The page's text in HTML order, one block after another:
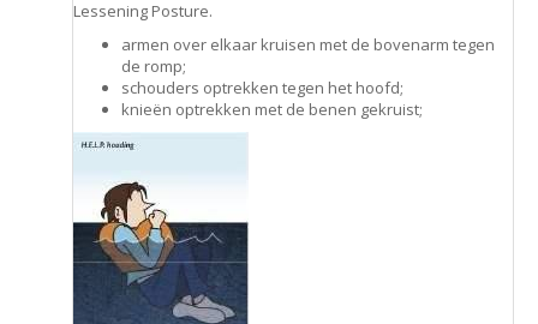
Lessening Posture.
armen over elkaar kruisen met de bovenarm tegen
de romp;
schouders optrekken tegen het hoofd;
knieën optrekken met de benen gekruist;